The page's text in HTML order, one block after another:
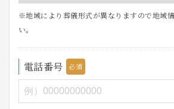
※地域により葬儀形式が異なりますので地域
い。
電話番号